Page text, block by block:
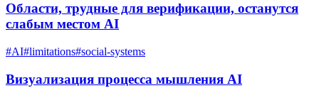
Области, трудные для верификации, останутся
слабым местом AI
#AI#limitations#social-systems
Визуализация процесса мышления AI